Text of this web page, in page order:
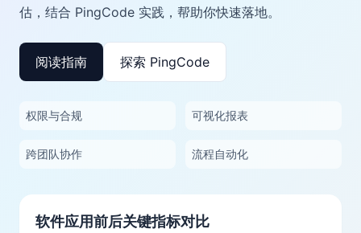
估，结合 PingCode 实践，帮助你快速落地。
阅读指南 探索 PingCode
权限与合规 可视化报表
跨团队协作 流程自动化
软件应用前后关键指标对比